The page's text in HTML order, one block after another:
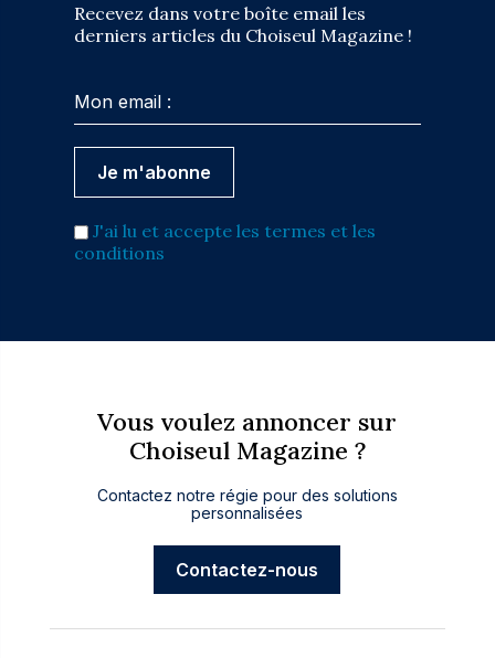
Recevez dans votre boîte email les
derniers articles du Choiseul Magazine !
J'ai lu et accepte les termes et les
conditions
Vous voulez annoncer sur
Choiseul Magazine ?
Contactez notre régie pour des solutions
personnalisées
Contactez-nous